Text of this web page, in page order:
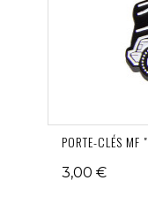
PORTE-CLÉS MF
3,00 €